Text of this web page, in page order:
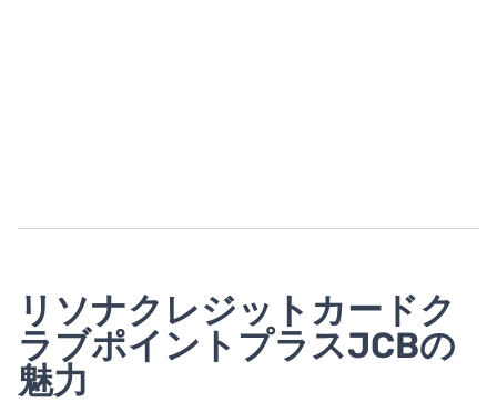
リソナクレジットカードク
ラブポイントプラスJCBの
魅力